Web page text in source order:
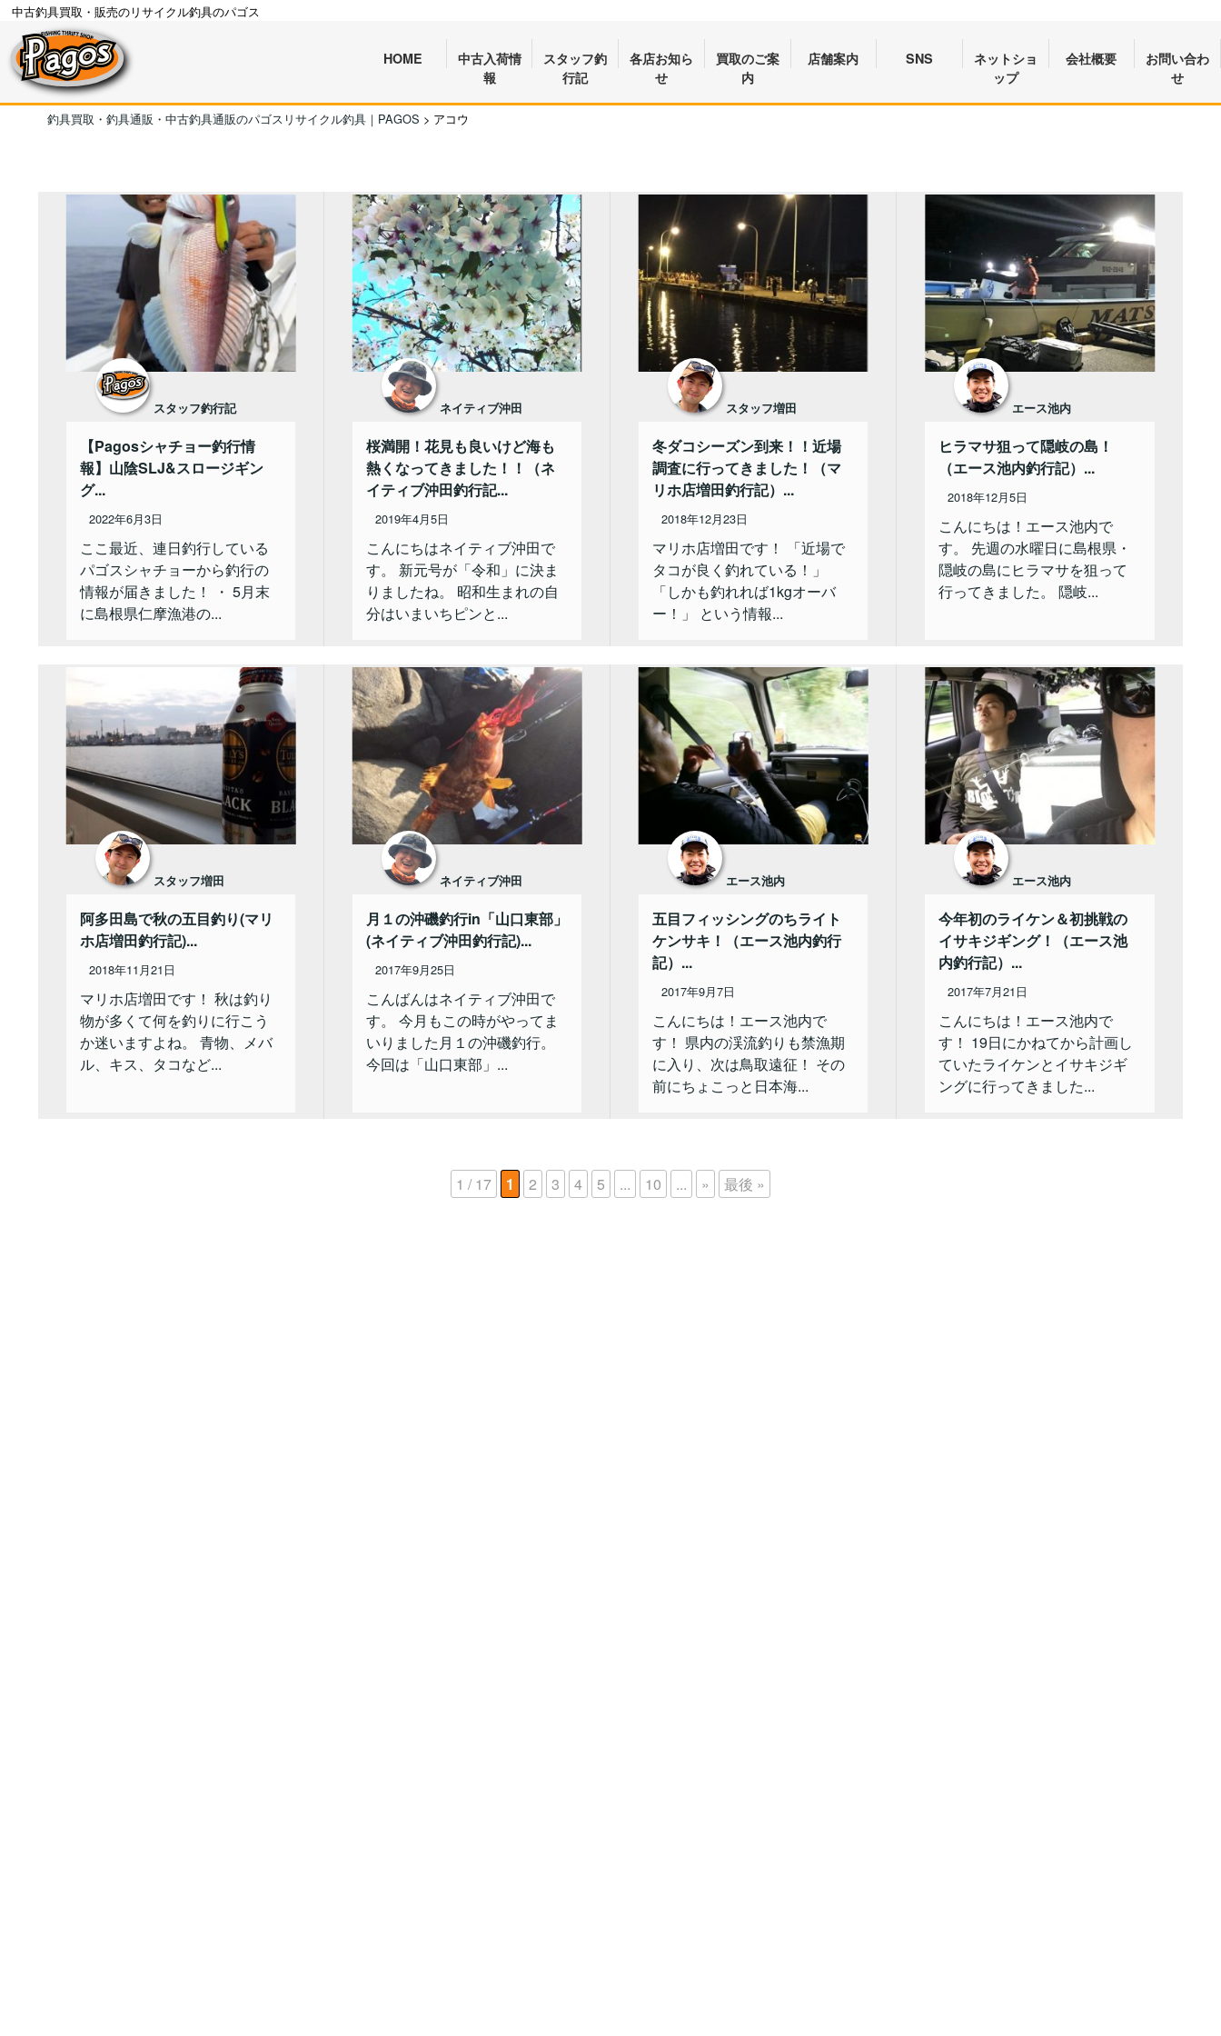
中古釣具買取・販売のリサイクル釣具のパゴス
HOME
中古入荷情
報
スタッフ釣
行記
各店お知ら
せ
買取のご案
内
店舗案内 SNS
ネットショ
ップ
会社概要
お問い合わ
せ
釣具買取・釣具通販・中古釣具通販のパゴスリサイクル釣具｜PAGOS > アコウ
スタッフ釣行記
【Pagosシャチョー釣行情
報】山陰SLJ&スロージギン
グ...
2022年6月3日
ここ最近、連日釣行している
パゴスシャチョーから釣行の
情報が届きました！ ・ 5月末
に島根県仁摩漁港の...
ネイティブ沖田
桜満開！花見も良いけど海も
熱くなってきました！！（ネ
イティブ沖田釣行記...
2019年4月5日
こんにちはネイティブ沖田で
す。 新元号が「令和」に決ま
りましたね。 昭和生まれの自
分はいまいちピンと...
スタッフ増田
冬ダコシーズン到来！！近場
調査に行ってきました！（マ
リホ店増田釣行記）...
2018年12月23日
マリホ店増田です！ 「近場で
タコが良く釣れている！」
「しかも釣れれば1kgオーバ
ー！」 という情報...
エース池内
ヒラマサ狙って隠岐の島！
（エース池内釣行記）...
2018年12月5日
こんにちは！エース池内で
す。 先週の水曜日に島根県・
隠岐の島にヒラマサを狙って
行ってきました。 隠岐...
スタッフ増田
阿多田島で秋の五目釣り(マリ
ホ店増田釣行記)...
2018年11月21日
マリホ店増田です！ 秋は釣り
物が多くて何を釣りに行こう
か迷いますよね。 青物、メバ
ル、キス、タコなど...
ネイティブ沖田
月１の沖磯釣行in「山口東部」
(ネイティブ沖田釣行記)...
2017年9月25日
こんばんはネイティブ沖田で
す。 今月もこの時がやってま
いりました月１の沖磯釣行。
今回は「山口東部」...
エース池内
五目フィッシングのちライト
ケンサキ！（エース池内釣行
記）...
2017年9月7日
こんにちは！エース池内で
す！ 県内の渓流釣りも禁漁期
に入り、次は鳥取遠征！ その
前にちょこっと日本海...
エース池内
今年初のライケン＆初挑戦の
イサキジギング！（エース池
内釣行記）...
2017年7月21日
こんにちは！エース池内で
す！ 19日にかねてから計画し
ていたライケンとイサキジギ
ングに行ってきました...
1 / 17 1 2 3 4 5 ... 10 ... » 最後 »